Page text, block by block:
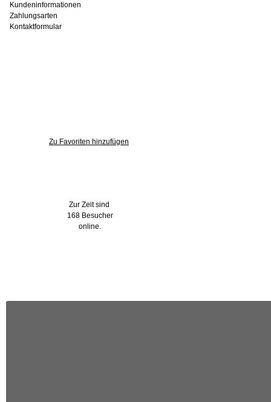
Kundeninformationen
Zahlungsarten
Kontaktformular
Zu Favoriten hinzufügen
Zur Zeit sind
168 Besucher
online.